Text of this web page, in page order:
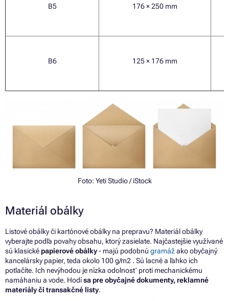
B5 176 × 250 mm
B6 125 × 176 mm
Foto: Yeti Studio/ iStock
Materiál obálky
Listové obálky či kartónové obálky na prepravu? Materiál obálky
vyberajte podľa povahy obsahu, ktorý zasielate. Najčastejšie využívané
sú klasicképapierové obálky- majú podobnú gramážako obyčajný
kancelársky papier, teda okolo 100 g/m2 . Sú lacné a ľahko ich
potlačíte. Ich nevýhodou je nízka odolnosť proti mechanickému
namáhaniu a vode. Hodísa pre obyčajné dokumenty, reklamné
materiály či transakčné listy.